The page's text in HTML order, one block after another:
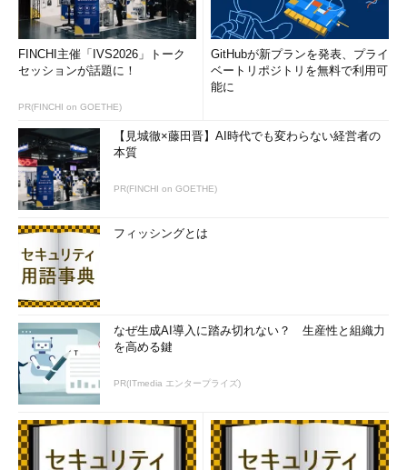
FINCHI主催「IVS2026」トーク
セッションが話題に！
PR(FINCHI on GOETHE)
GitHubが新プランを発表、プライ
ベートリポジトリを無料で利用可
能に
【見城徹×藤田晋】AI時代でも変わらない経営者の
本質
PR(FINCHI on GOETHE)
フィッシングとは
なぜ生成AI導入に踏み切れない？ 生産性と組織力
を高める鍵
PR(ITmedia エンタープライズ)